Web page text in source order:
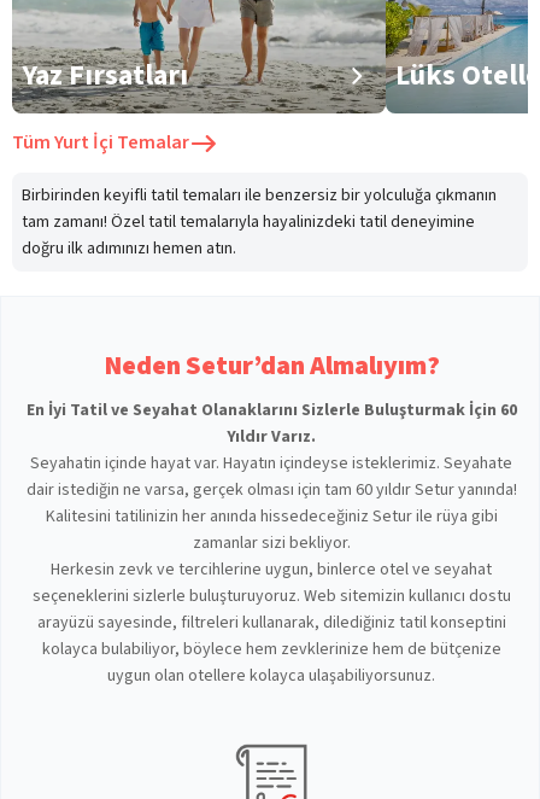
Yaz Fırsatları Lüks
TümYurt İçi Temalar
Birbirinden keyifli tatil temaları ile benzersiz bir yolculuğa çıkmanın
tam zamanı! Özel tatil temalarıyla hayalinizdeki tatil deneyimine
doğru ilk adımınızı hemen atın.
Neden Setur’dan Almalıyım?
En İyi Tatil ve Seyahat Olanaklarını Sizlerle Buluşturmak İçin 60
Yıldır Varız.
Seyahatin içinde hayat var. Hayatın içindeyse isteklerimiz. Seyahate
dair istediğin ne varsa, gerçek olması için tam 60 yıldır Setur yanında!
Kalitesini tatilinizin her anında hissedeceğiniz Setur ile rüya gibi
zamanlar sizi bekliyor.
Herkesin zevk ve tercihlerine uygun, binlerce otel ve seyahat
seçeneklerini sizlerle buluşturuyoruz. Web sitemizin kullanıcı dostu
arayüzü sayesinde, filtreleri kullanarak, dilediğiniz tatil konseptini
kolayca bulabiliyor, böylece hem zevklerinize hem de bütçenize
uygun olan otellere kolayca ulaşabiliyorsunuz.